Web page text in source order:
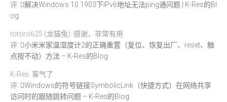
评:
解决Windows 10 1903下IPv6地址无法ping通问题 | K-Res的Bl
og
totoro625 (龙猫兔): 感谢，非常有用
评:
小米米家温湿度计2的正确重置（复位、恢复出厂、reset、触
点按不动）方法 – K-Res的Blog
K-Res: 客气了
评:
Windows的符号链接SymbolicLink（快捷方式）在网络共享
访问时的跟随跳转问题 – K-Res的Blog